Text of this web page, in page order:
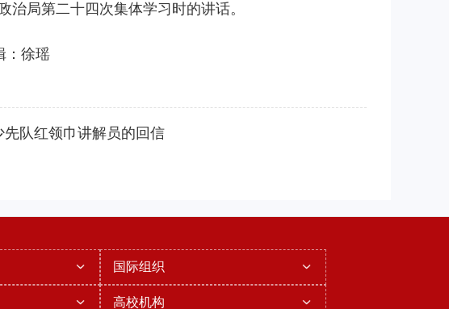
局第二十四次集体学习时的讲话。
：徐瑶
队红领巾讲解员的回信
国际组织
高校机构